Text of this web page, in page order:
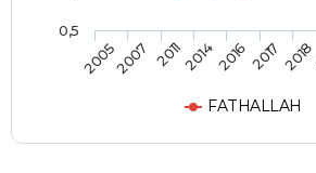
FATHALLAH
20052007 2011201420162017 2018
0,5